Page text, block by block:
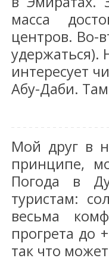
масса
центров. Во-
удержаться).
интересует
Абу-Даби.
Мой друг в
принципе,
Погода в
туристам:
весьма
прогрета до
так что